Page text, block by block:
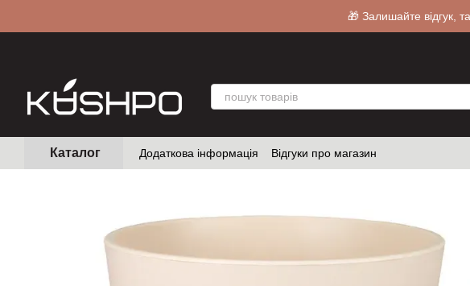
🎁 Залишайте відгук,
Каталог Додаткова інформація Відгуки про магазин